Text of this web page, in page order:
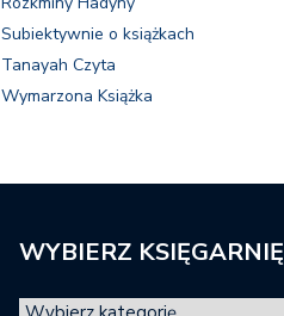
Subiektywnie o książkach
Tanayah Czyta
Wymarzona Książka
WYBIERZ KSIĘGARNIĘ